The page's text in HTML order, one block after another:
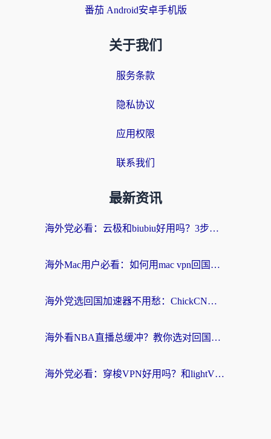
番茄 Android安卓手机版
关于我们
服务条款
隐私协议
应用权限
联系我们
最新资讯
海外党必看：云极和biubiu好用吗？3步选对回国加速器，无缝刷国内剧玩手游
海外Mac用户必看：如何用mac vpn回国实现无缝刷国内剧玩国服？
海外党选回国加速器不用愁：ChickCN和SpeedCN好用吗？实测对比+避坑指南
海外看NBA直播总缓冲？教你选对回国加速器，无缝看球还能刷国内剧
海外党必看：穿梭VPN好用吗？和lightVPN对比哪个回国效果更好？附真实体验与选择指南